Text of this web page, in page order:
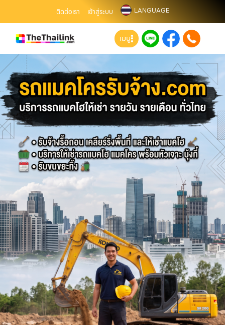
ติดต่อเรา เข้าสู่ระบบ LANGUAGE
เมนู